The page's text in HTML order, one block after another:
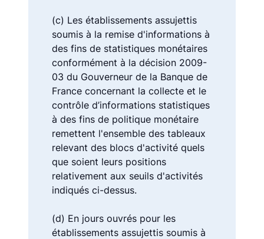
(c) Les établissements assujettis
soumis à la remise d'informations à
des fins de statistiques monétaires
conformément à la décision 2009-
03 du Gouverneur de la Banque de
France concernant la collecte et le
contrôle d’informations statistiques
à des fins de politique monétaire
remettent l'ensemble des tableaux
relevant des blocs d'activité quels
que soient leurs positions
relativement aux seuils d'activités
indiqués ci-dessus.
(d) En jours ouvrés pour les
établissements assujettis soumis à